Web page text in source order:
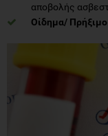
αποβολής
Οίδημα/ Πρήξιμο